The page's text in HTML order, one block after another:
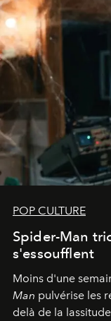
POP CULTURE
Spider-Man
s'essoufflent
Moins d'une
Man pulvérise les
delà de la